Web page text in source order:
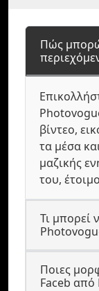
Πώς
βίντεο,
τα μέσα
μαζικής
του,
Τι μπορεί
Ποιες
Faceb